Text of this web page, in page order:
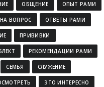
ОБЩЕНИЕ ОПЫТ РАМИ
ВОПРОС ОТВЕТЫ РАМИ
ПРИВИВКИ
РЕКОМЕНДАЦИИ РАМИ
СЕМЬЯ СЛУЖЕНИЕ
ЭТО ИНТЕРЕСНО